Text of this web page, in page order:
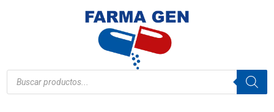
Búsqueda
de
productos